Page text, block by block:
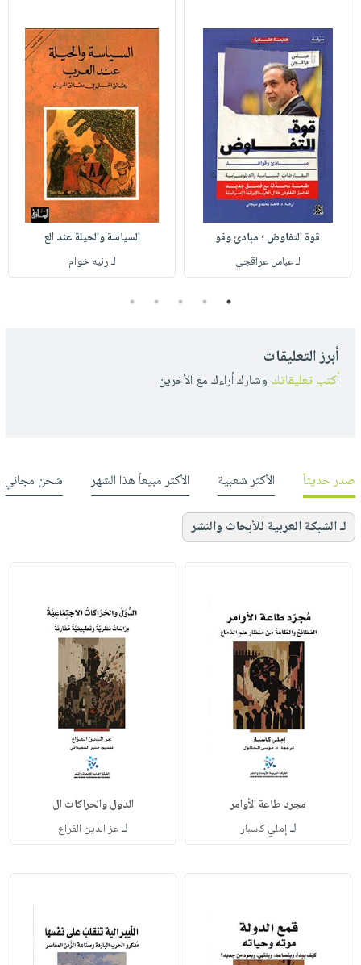
قوة التفاوض ؛ مبادئ وقو
لـ عباس عراقجي
السياسة والحيلة عند الع
لـ رنيه خوام
1
2
3
4
5
أبرز التعليقات
أكتب تعليقاتك وشارك أراءك مع الأخرين
صدر حديثاً الأكثر شعبية الأكثر مبيعاً هذا الشهر شحن مجاني
لـ الشبكة العربية للأبحاث والنشر
مجرد طاعة الأوامر
لـإملي كاسبار
الدول والحراكات ال
لـعز الدين الفراع